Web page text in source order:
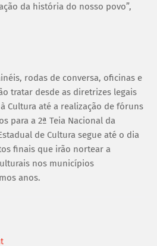
da história do nosso povo”,
rodas de conversa, oficinas e
tratar desde as diretrizes legais
Cultura até a realização de fóruns
para a 2ª Teia Nacional da
de Cultura segue até o dia
finais que irão nortear a
nos municípios
anos.